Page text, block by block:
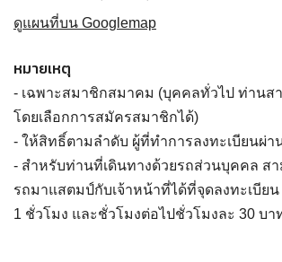
ดูแผนที่บน Googlemap
หมายเหตุ
- เฉพาะสมาชิกสมาคม (บุคคลทั่วไป ท่านส
โดยเลือกการสมัครสมาชิกได้)
- ให้สิทธิ์ตามลำดับ ผู้ที่ทำการลงทะเบียนผ่า
- สำหรับท่านที่เดินทางด้วยรถส่วนบุคคล ส
รถมาแสตมป์กับเจ้าหน้าที่ได้ที่จุดลงทะเบีย
1 ชั่วโมง และชั่วโมงต่อไปชั่วโมงละ 30 บา